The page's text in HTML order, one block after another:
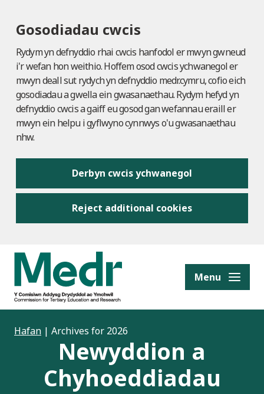
Gosodiadau cwcis
Rydym yn defnyddio rhai cwcis hanfodol er mwyn gwneud
i'r wefan hon weithio. Hoffem osod cwcis ychwanegol er
mwyn deall sut rydych yn defnyddio medr.cymru, cofio eich
gosodiadau a gwella ein gwasanaethau. Rydym hefyd yn
defnyddio cwcis a gaiff eu gosod gan wefannau eraill er
mwyn ein helpu i gyflwyno cynnwys o'u gwasanaethau
nhw.
Derbyn cwcis ychwanegol
Reject additional cookies
content Menu
Hafan | Archives for 2026
Newyddion a
Chyhoeddiadau